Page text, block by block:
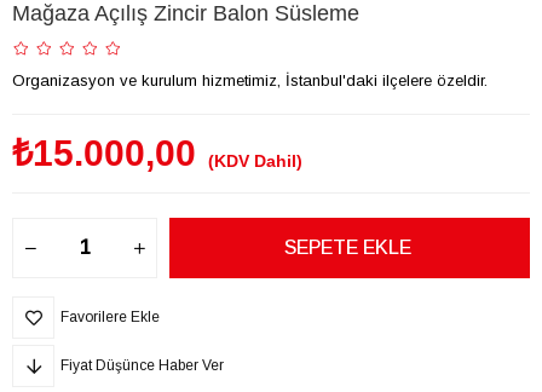
Mağaza Açılış Zincir Balon Süsleme
Organizasyon ve kurulum hizmetimiz, İstanbul'daki ilçelere özeldir.
₺15.000,00 (KDV Dahil)
Favorilere Ekle
Fiyat Düşünce Haber Ver